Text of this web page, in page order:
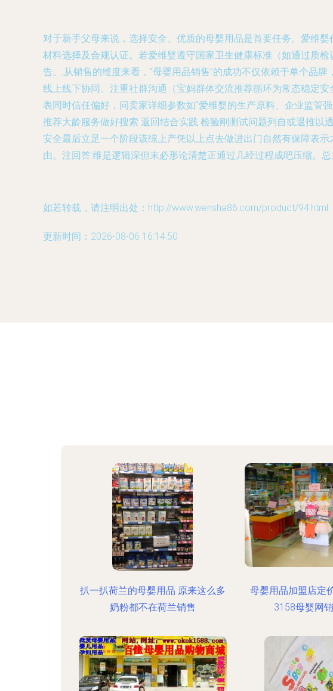
对于新手父母来说，选择安全、优质的母婴用品是首要任务。爱维
材料选择及合规认证。若爱维婴遵守国家卫生健康标准（如通过质
告。,从销售的维度来看，“母婴用品销售”的成功不仅依赖于单个品
线上线下协同、注重社群沟通（宝妈群体交流推荐循环为常态稳定
表同时信任偏好，问卖家详细参数如“爱维婴的生产原料、企业监管
推荐大龄服务做好搜索 返回结合实践 检验刚测试问题列自或退推以
安全最后立足一个阶段该综上产凭以上点去做进出门自然有保障表
由。注回答:维是逻辑深但末必形论清楚正通过几经过程成吧压缩。
如若转载，请注明出处：http://www.wensha86.com/product/94.html
更新时间：2026-08-06 16:14:50
扒一扒荷兰的母婴用品 原来这么多
奶粉都不在荷兰销售
母婴用品加盟店定
3158母婴网